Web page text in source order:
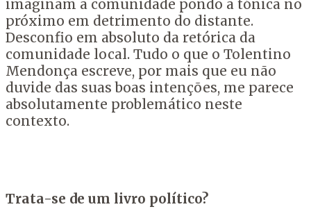
imaginam a comunidade pondo a tónica no
próximo em detrimento do distante.
Desconfio em absoluto da retórica da
comunidade local. Tudo o que o Tolentino
Mendonça escreve, por mais que eu não
duvide das suas boas intenções, me parece
absolutamente problemático neste
contexto.
Trata-se de um livro político?